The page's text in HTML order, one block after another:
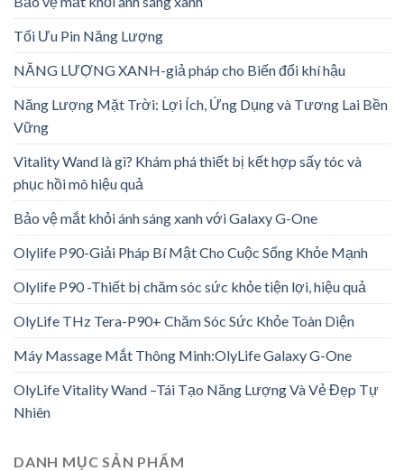
Tối Ưu Pin Năng Lượng
NĂNG LƯỢNG XANH-giả pháp cho Biến đổi khí hậu
Năng Lượng Mặt Trời: Lợi Ích, Ứng Dụng và Tương Lai Bền
Vững
Vitality Wand là gì? Khám phá thiết bị kết hợp sấy tóc và
phục hồi mô hiệu quả
Bảo vệ mắt khỏi ánh sáng xanh với Galaxy G-One
Olylife P90-Giải Pháp Bí Mật Cho Cuộc Sống Khỏe Mạnh
Olylife P90 -Thiết bị chăm sóc sức khỏe tiện lợi, hiệu quả
OlyLife THz Tera-P90+ Chăm Sóc Sức Khỏe Toàn Diện
Máy Massage Mắt Thông Minh:OlyLife Galaxy G-One
OlyLife Vitality Wand –Tái Tạo Năng Lượng Và Vẻ Đẹp Tự
Nhiên
DANH MỤC SẢN PHẨM